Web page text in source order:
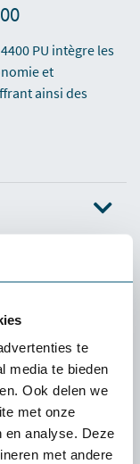
te
media te bieden
Ook delen we
met onze
en analyse. Deze
met andere
PU intègre les
et
ainsi des